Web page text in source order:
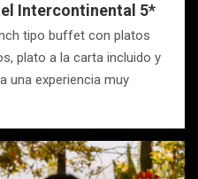
Intercontinental 5*
tipo buffet con platos
plato a la carta incluido y
una experiencia muy